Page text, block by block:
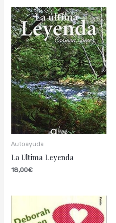
Autoayuda
La Ultima Leyenda
18,00€